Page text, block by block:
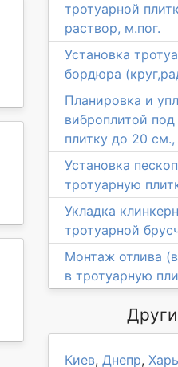
тротуарной
раствор, м.пог.
Установка
бордюра
Планировка и
виброплитой
плитку до 20 см.,
Установка
тротуарную
Укладка
тротуарной
Монтаж отлива
в тротуарную
Киев, Днепр,